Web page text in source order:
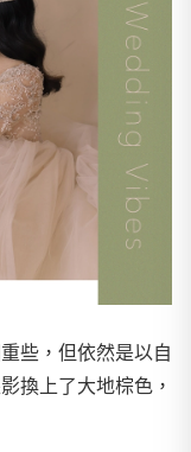
些，但依然是以自
換上了大地棕色，